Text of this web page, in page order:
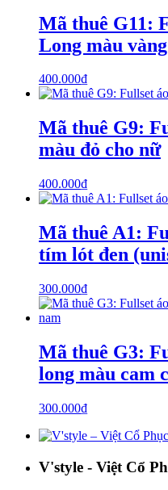
Mã thuê G11:
Long màu
400.000₫
Mã thuê G9:
màu đỏ cho nữ
400.000₫
Mã thuê A1:
tím lót đen
300.000₫
Mã thuê G3:
long màu cam
300.000₫
V'style - Việt Cổ